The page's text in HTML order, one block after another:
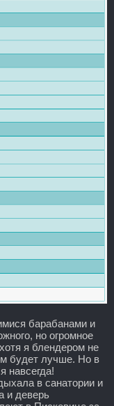
барабанами и
но огромное
я блендером не
будет лучше. Но в
навсегда!
в санатории и
и деверь